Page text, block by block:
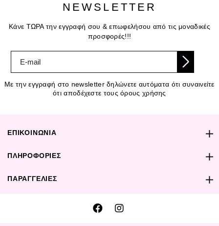
NEWSLETTER
Κάνε ΤΩΡΑ την εγγραφή σου & επωφελήσου από τις μοναδικές
προσφορές!!!
Με την εγγραφή στο newsletter δηλώνετε αυτόματα ότι συναινείτε
ότι αποδέχεστε τους όρους χρήσης
ΕΠΙΚΟΙΝΩΝΙΑ
ΠΛΗΡΟΦΟΡΙΕΣ
ΠΑΡΑΓΓΕΛΙΕΣ